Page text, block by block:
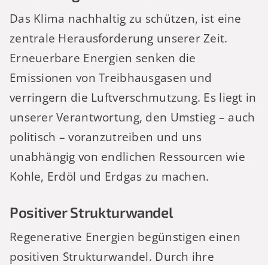
Das Klima nachhaltig zu schützen, ist eine
zentrale Herausforderung unserer Zeit.
Erneuerbare Energien senken die
Emissionen von Treibhausgasen und
verringern die Luftverschmutzung. Es liegt in
unserer Verantwortung, den Umstieg – auch
politisch – voranzutreiben und uns
unabhängig von endlichen Ressourcen wie
Kohle, Erdöl und Erdgas zu machen.
Positiver Strukturwandel
Regenerative Energien begünstigen einen
positiven Strukturwandel. Durch ihre